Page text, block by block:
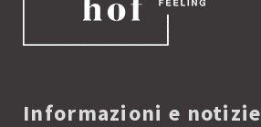
Informazioni e notizie